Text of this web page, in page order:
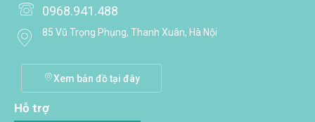
0968.941.488
85 Vũ Trọng Phụng, Thanh Xuân, Hà Nội
Xem bản đồ tại đây
Hỗ trợ